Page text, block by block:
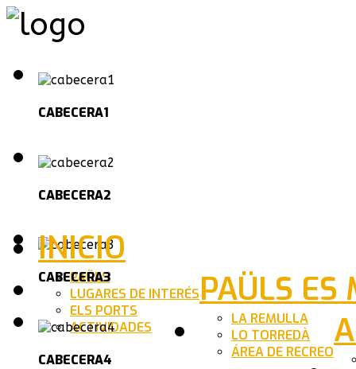
CABECERA1
CABECERA2
CABECERA3
CABECERA4
INICIO
PAÜLS ES
PAÜLS
LUGARES DE INTERÉS
ELS PORTS
ACTIVIDADES
LA REMULLA
LO TORREDÀ
ÁREA DE RECREO